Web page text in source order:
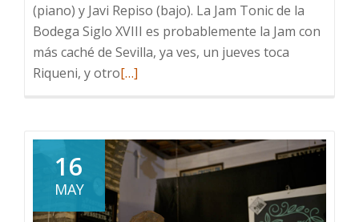
(piano) y Javi Repiso (bajo). La Jam Tonic de la
Bodega Siglo XVIII es probablemente la Jam con
más caché de Sevilla, ya ves, un jueves toca
Riqueni, y otroLeer
Jam
Tonic
[…]
16
MAY